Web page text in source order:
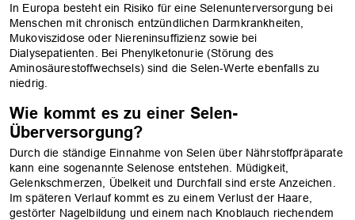
In Europa besteht ein Risiko für eine Selenunterversorgung bei
Menschen mit chronisch entzündlichen Darmkrankheiten,
Mukoviszidose oder Niereninsuffizienz sowie bei
Dialysepatienten. Bei Phenylketonurie (Störung des
Aminosäurestoffwechsels) sind die Selen-Werte ebenfalls zu
niedrig.
Wie kommt es zu einer Selen-
Überversorgung?
Durch die ständige Einnahme von Selen über Nährstoffpräparate
kann eine sogenannte Selenose entstehen. Müdigkeit,
Gelenkschmerzen, Übelkeit und Durchfall sind erste Anzeichen.
Im späteren Verlauf kommt es zu einem Verlust der Haare,
gestörter Nagelbildung und einem nach Knoblauch riechendem